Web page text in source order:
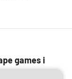
games i